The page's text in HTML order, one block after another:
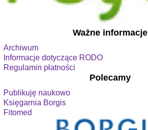
Ważne informacje
Archiwum
Informacje dotyczące RODO
Regulamin płatności
Polecamy
Publikuję naukowo
Księgarnia Borgis
Fitomed